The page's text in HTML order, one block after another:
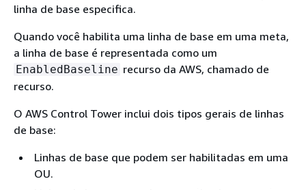
linha de base especifica.
Quando você habilita uma linha de base em uma meta,
a linha de base é representada como um
EnabledBaseline recurso da AWS, chamado de
recurso.
O AWS Control Tower inclui dois tipos gerais de linhas
de base:
Linhas de base que podem ser habilitadas em uma
OU.